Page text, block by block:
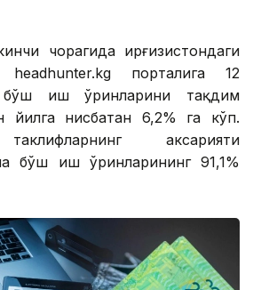
чорагида Қирғизистондаги
порталига 12
иш ўринларини тақдим
йилга нисбатан 6,2% га кўп.
аксарияти
бўш иш ўринларининг 91,1%